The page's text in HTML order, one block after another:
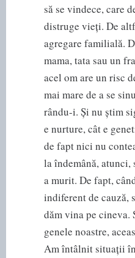
să se vindece, care
distruge vieți. De
agregare familială.
mama, tata sau un
acel om are un risc
mai mare de a se
rându-i. Și nu știm
e nurture, cât e
de fapt nici nu
la îndemână, atunci,
a murit. De fapt,
indiferent de cauză,
dăm vina pe cineva.
genele noastre,
Am întâlnit situații